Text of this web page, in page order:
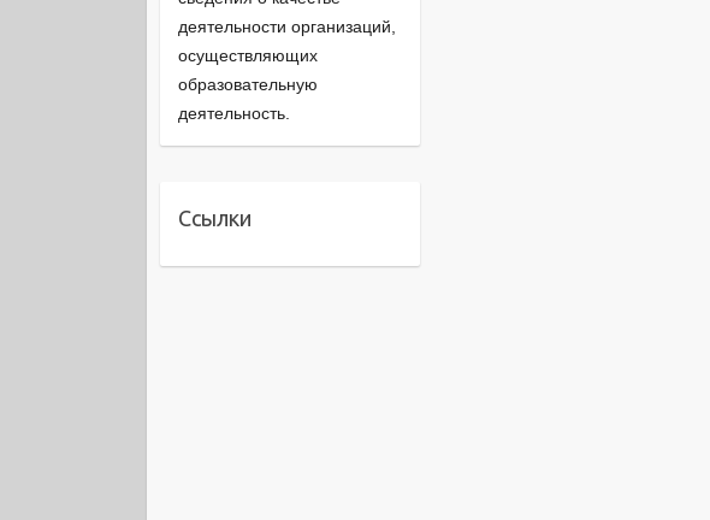
деятельности организаций,
осуществляющих
образовательную
деятельность.
Ссылки